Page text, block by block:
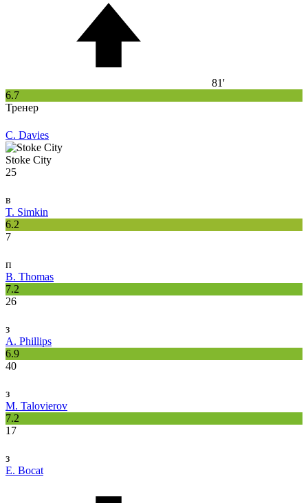
81'
6.7
Тренер
C. Davies
Stoke City
25
в
T. Simkin
6.2
7
п
B. Thomas
7.2
26
з
A. Phillips
6.9
40
з
M. Talovierov
7.2
17
з
E. Bocat